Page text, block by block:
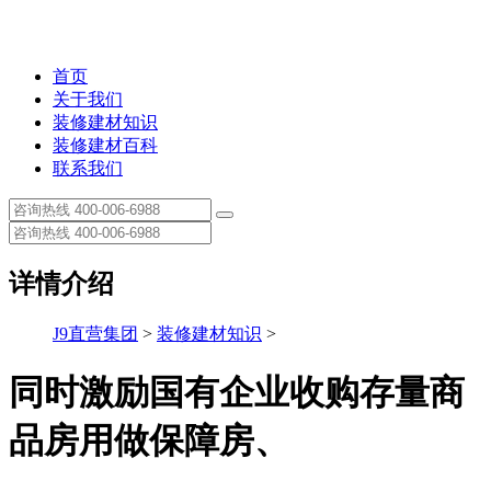
首页
关于我们
装修建材知识
装修建材百科
联系我们
详情介绍
J9直营集团 > 装修建材知识 >
同时激励国有企业收购存量商
品房用做保障房、